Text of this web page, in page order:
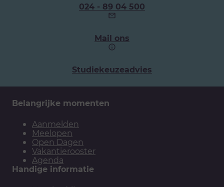
Ons
telefoonnummer:
024 - 89 04 500
Mail ons
Studiekeuzeadvies
Belangrijke momenten
Aanmelden
Meelopen
Open Dagen
Vakantierooster
Agenda
Handige informatie